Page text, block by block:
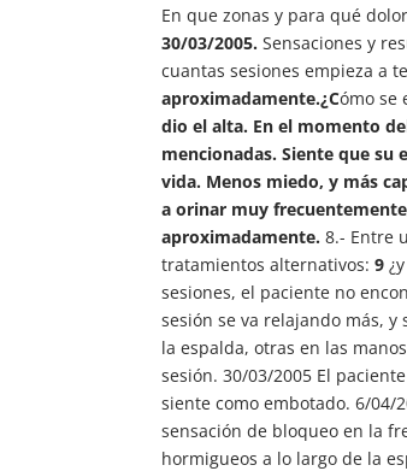
En que zonas y para qué
30/03/2005.Sensaciones y
cuantas sesiones empieza a
aproximadamente.¿Cómo se
dio el alta. En el momento
mencionadas. Siente que
vida. Menos miedo, y más
a orinar muy
aproximadamente. 8.- Entre
tratamientos alternativos:9
sesiones, el paciente no
sesión se va relajando más,
la espalda, otras en las
sesión. 30/03/2005 El
siente como embotado. 6/04/
sensación de bloqueo en la
hormigueos a lo largo de la